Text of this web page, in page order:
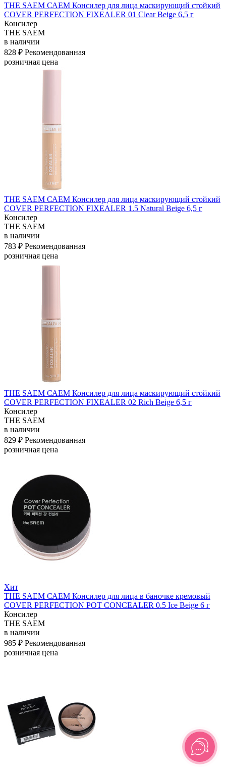
THE SAEM САЕМ Консилер для лица маскирующий стойкий
COVER PERFECTION FIXEALER 01 Clear Beige 6,5 г
Консилер
THE SAEM
в наличии
828 ₽ Рекомендованная
розничная цена
THE SAEM САЕМ Консилер для лица маскирующий стойкий
COVER PERFECTION FIXEALER 1.5 Natural Beige 6,5 г
Консилер
THE SAEM
в наличии
783 ₽ Рекомендованная
розничная цена
THE SAEM САЕМ Консилер для лица маскирующий стойкий
COVER PERFECTION FIXEALER 02 Rich Beige 6,5 г
Консилер
THE SAEM
в наличии
829 ₽ Рекомендованная
розничная цена
Хит
THE SAEM САЕМ Консилер для лица в баночке кремовый
COVER PERFECTION POT CONCEALER 0.5 Ice Beige 6 г
Консилер
THE SAEM
в наличии
985 ₽ Рекомендованная
розничная цена